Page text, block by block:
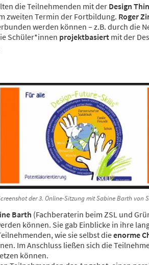
die Teilnehmenden mit der Design
zweiten Termin der Fortbildung. Roger
werden können – z.B. durch die
Schüler*innen projektbasiert mit der
der 3. Online-Sitzung mit Sabine Barth von
Barth (Fachberaterin beim ZSL und
können. Sie gab Einblicke in ihre
wie sie selbst dieenorme
Im Anschluss ließen sich die
können.